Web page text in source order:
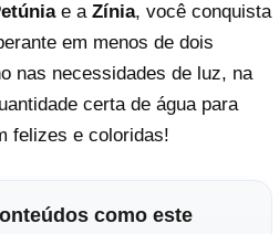
e a Zínia, você conquista
em menos de dois
nas necessidades de luz, na
certa de água para
felizes e coloridas!
como este